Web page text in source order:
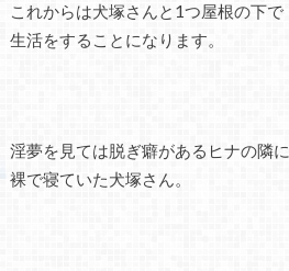
これからは犬塚さんと1つ屋根の下で
生活をすることになります。
淫夢を見ては脱ぎ癖があるヒナの隣に
裸で寝ていた犬塚さん。